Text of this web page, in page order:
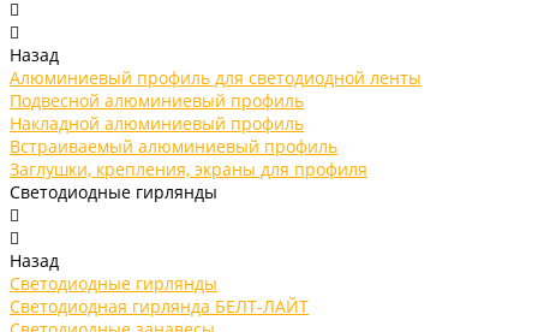
Назад
Алюминиевый профиль для светодиодной ленты
Подвесной алюминиевый профиль
Накладной алюминиевый профиль
Встраиваемый алюминиевый профиль
Заглушки, крепления, экраны для профиля
Светодиодные гирлянды
Назад
Светодиодные гирлянды
Светодиодная гирлянда БЕЛТ-ЛАЙТ